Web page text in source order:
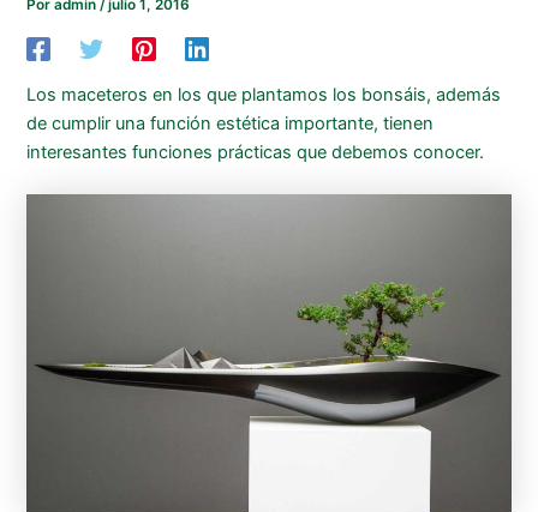
Poradmin/julio 1, 2016
Los maceteros en los que plantamos los bonsáis, además
de cumplir una función estética importante, tienen
interesantes funciones prácticas que debemos conocer.